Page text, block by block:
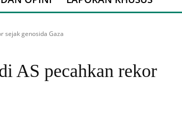
sejak genosida Gaza
AS pecahkan rekor